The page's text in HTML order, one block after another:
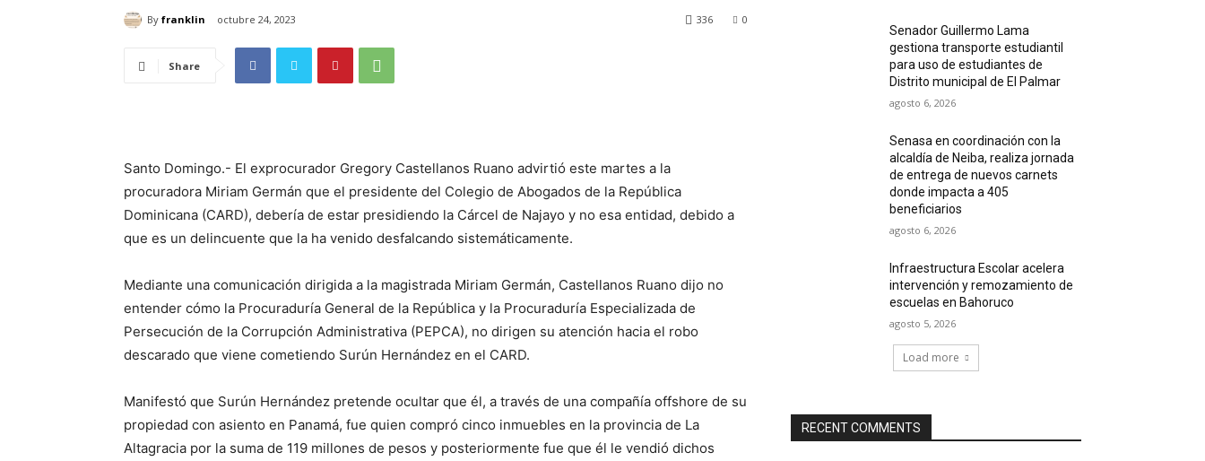
By franklin octubre 24, 2023 0
336
Share
Santo Domingo.- El exprocurador Gregory Castellanos Ruano advirtió este martes a la
procuradora Miriam Germán que el presidente del Colegio de Abogados de la República
Dominicana (CARD), debería de estar presidiendo la Cárcel de Najayo y no esa entidad, debido a
que es un delincuente que la ha venido desfalcando sistemáticamente.
Mediante una comunicación dirigida a la magistrada Miriam Germán, Castellanos Ruano dijo no
entender cómo la Procuraduría General de la República y la Procuraduría Especializada de
Persecución de la Corrupción Administrativa (PEPCA), no dirigen su atención hacia el robo
descarado que viene cometiendo Surún Hernández en el CARD.
Manifestó que Surún Hernández pretende ocultar que él, a través de una compañía offshore de su
propiedad con asiento en Panamá, fue quien compró cinco inmuebles en la provincia de La
Altagracia por la suma de 119 millones de pesos y posteriormente fue que él le vendió dichos
Senador Guillermo Lama
gestiona transporte estudiantil
para uso de estudiantes de
Distrito municipal de El Palmar
agosto 6, 2026
Senasa en coordinación con la
alcaldía de Neiba, realiza jornada
de entrega de nuevos carnets
donde impacta a 405
beneficiarios
agosto 6, 2026
Infraestructura Escolar acelera
intervención y remozamiento de
escuelas en Bahoruco
agosto 5, 2026
Load more
RECENT COMMENTS